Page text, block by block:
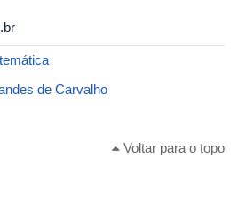
de Carvalho
Voltar para o topo